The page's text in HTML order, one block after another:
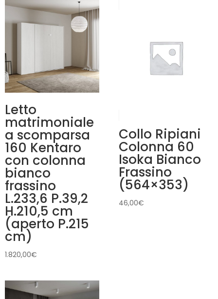
Letto
matrimoniale
a scomparsa
160 Kentaro
con colonna
bianco
frassino
L.233,6 P.39,2
H.210,5 cm
(aperto P.215
cm)
1.820,00€
Collo Ripiani
Colonna 60
Isoka Bianco
Frassino
(564×353)
46,00€